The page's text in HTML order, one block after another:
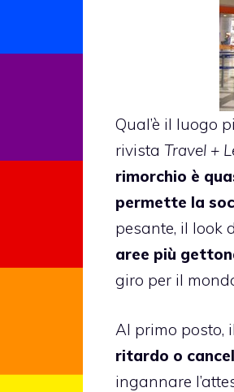
Qual’è il luogo
rivista Travel +
rimorchio è
permette la
pesante, il look
aree più
giro per il
Al primo posto, il
ritardo o
ingannare